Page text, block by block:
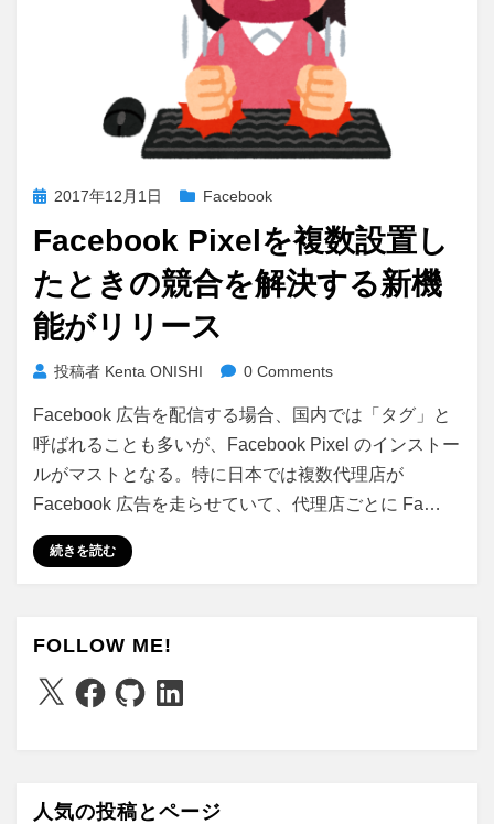
投
日:
2017年12月1日 Facebook
Facebook Pixelを複数設置し
たときの競合を解決する新機
能がリリース
投稿者 Kenta ONISHI 0 Comments
Facebook 広告を配信する場合、国内では「タグ」と
呼ばれることも多いが、Facebook Pixel のインストー
ルがマストとなる。特に日本では複数代理店が
Facebook 広告を走らせていて、代理店ごとに Fa…
続きを読む
FOLLOW ME!
X Facebook
GitHubLinkedIn
人気の投稿とページ